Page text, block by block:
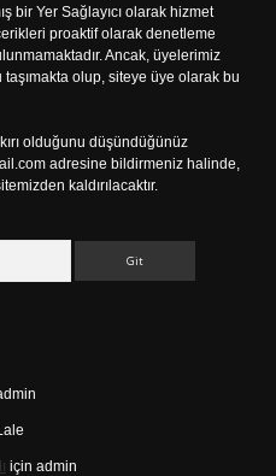
bir Yer Sağlayıcı olarak hizmet
proaktif olarak denetleme
Ancak, üyelerimiz
olup, siteye üye olarak bu
olduğunu düşündüğünüz
adresine bildirmeniz halinde,
kaldırılacaktır.
için admin